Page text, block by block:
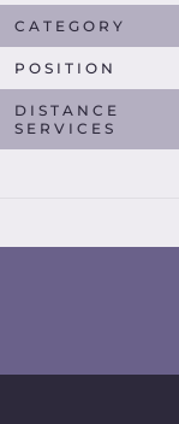
CATEGORY
POSITION
DISTANCE
SERVICES